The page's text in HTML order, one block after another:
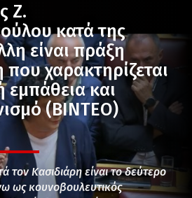
Ζ.
κατά της
είναι πράξη
χαρακτηρίζεται
εμπάθεια και
(ΒΙΝΤΕΟ)
τον Κασιδιάρη είναι το δεύτερο
ως κουνοβουλευτικός